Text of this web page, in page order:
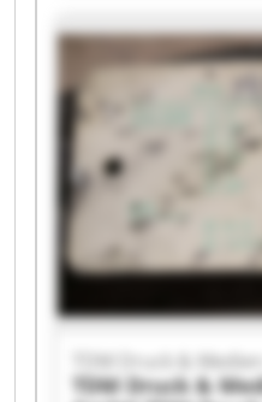
Medien GmbH TDM
Druck & Medien
GmbH TDM Druck &
Medien GmbH TDM
Druck & Medien
GmbH TDM Druck &
Medien GmbH TDM
Druck & Medien
GmbH
TDM Druck &
TDM Druck &